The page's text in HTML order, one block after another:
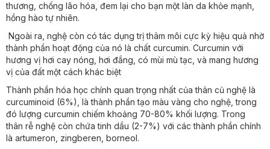
thương, chống lão hóa, đem lại cho bạn một làn da khỏe mạnh,
hồng hào tự nhiên.
Ngoài ra, nghệ còn có tác dụng trị thâm môi cực kỳ hiệu quả nhờ
thành phần hoạt động của nó là chất curcumin. Curcumin với
hương vị hơi cay nóng, hơi đắng, có mùi mù tạc, và mang hương
vị của đất một cách khác biệt
Thành phần hóa học chính quan trọng nhất của thân củ nghệ là
curcuminoid (6%), là thành phần tạo màu vàng cho nghệ, trong
đó lượng curcumin chiếm khoảng 70-80% khối lượng. Trong
thân rễ nghệ còn chứa tinh dầu (2-7%) với các thành phần chính
là artumeron, zingberen, borneol.